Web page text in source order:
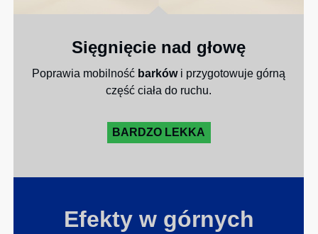
Sięgnięcie nad głowę
Poprawia mobilność barkówi przygotowuje górną
część ciała do ruchu.
BARDZO LEKKA
Efekty w górnych